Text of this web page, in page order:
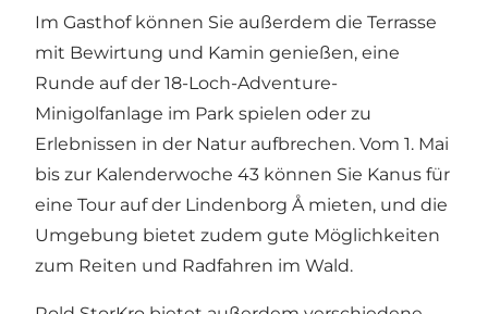
Im Gasthof können Sie außerdem die Terrasse
mit Bewirtung und Kamin genießen, eine
Runde auf der 18-Loch-Adventure-
Minigolfanlage im Park spielen oder zu
Erlebnissen in der Natur aufbrechen. Vom 1. Mai
bis zur Kalenderwoche 43 können Sie Kanus für
eine Tour auf der Lindenborg Å mieten, und die
Umgebung bietet zudem gute Möglichkeiten
zum Reiten und Radfahren im Wald.